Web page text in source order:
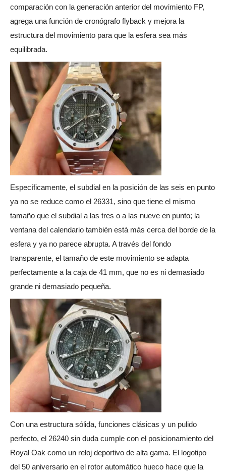
comparación con la generación anterior del movimiento FP,
agrega una función de cronógrafo flyback y mejora la
estructura del movimiento para que la esfera sea más
equilibrada.
Específicamente, el subdial en la posición de las seis en punto
ya no se reduce como el 26331, sino que tiene el mismo
tamaño que el subdial a las tres o a las nueve en punto; la
ventana del calendario también está más cerca del borde de la
esfera y ya no parece abrupta. A través del fondo
transparente, el tamaño de este movimiento se adapta
perfectamente a la caja de 41 mm, que no es ni demasiado
grande ni demasiado pequeña.
Con una estructura sólida, funciones clásicas y un pulido
perfecto, el 26240 sin duda cumple con el posicionamiento del
Royal Oak como un reloj deportivo de alta gama. El logotipo
del 50 aniversario en el rotor automático hueco hace que la